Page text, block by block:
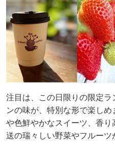
注目は、この日限りの限定
ンの味が、特別な形で楽し
や色鮮やかなスイーツ、香
送の瑞々しい野菜やフルーツ